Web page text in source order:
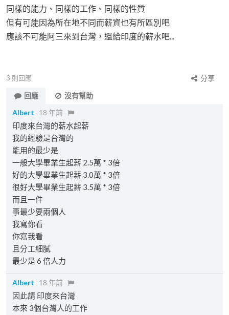
同樣的能力、同樣的工作、同樣的性質
但有可能因為所在地不同而薪資也有所區別吧
應該不可能阿三來到台灣，還給印度的薪水吧...
3 則回應
分享
回應
沒有幫助
Albert
18 年前
印度來台灣的薪水起薪
我的經驗是台灣的
能用的最少是
一般大學畢業生起薪 2.5萬 * 3倍
好的大學畢業生起薪 3.0萬 * 3倍
很好大學畢業生起薪 3.5萬 * 3倍
而且一件
事最少要兩個人
我寫你看
你寫我看
且分工細膩
最少是 6 倍人力
Albert 18 年前
因此請 印度來台灣
本來 3個台灣人的工作